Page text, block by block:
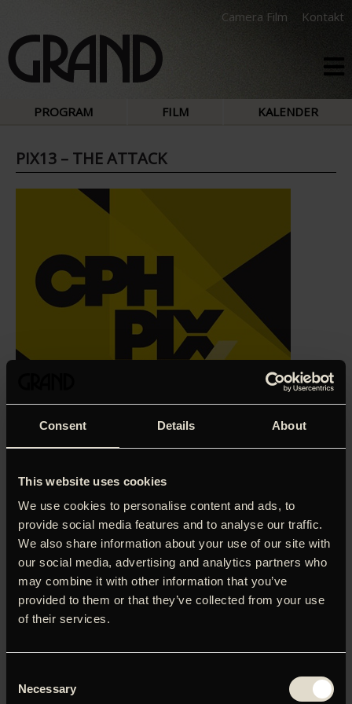
Consent Details About
This website uses cookies
We use cookies to personalise content and ads, to
provide social media features and to analyse our traffic.
We also share information about your use of our site with
our social media, advertising and analytics partners who
may combine it with other information that you’ve
provided to them or that they’ve collected from your use
of their services.
Selection
Necessary
Camera Film Kontakt
PROGRAM FILM KALENDER
PIX13 – THE ATTACK
Den succesfulde, palæstinensiske kirurg Amin Jaafari (Ali
Suliman), der bor og arbejder i Israel, må se sin verden
bryde sammen, da en selvmordsbomber en dag detonerer
på en café i Tel Aviv, hvor hans hustru tilfældigvis sidder.
politiets utvetydige teori om, at det var hende, som var
mangel på forståelse sætter han alt ind for at komme til en